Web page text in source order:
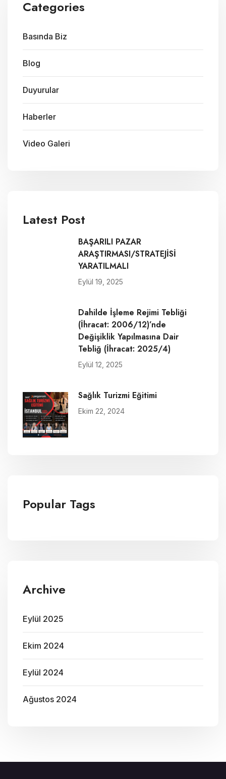
Categories
Basında Biz
Blog
Duyurular
Haberler
Video Galeri
Latest Post
BAŞARILI PAZAR
ARAŞTIRMASI/STRATEJİSİ
YARATILMALI
Eylül 19, 2025
Dahilde İşleme Rejimi Tebliği
(İhracat: 2006/12)’nde
Değişiklik Yapılmasına Dair
Tebliğ (İhracat: 2025/4)
Eylül 12, 2025
Sağlık Turizmi Eğitimi
Ekim 22, 2024
Popular Tags
Archive
Eylül 2025
Ekim 2024
Eylül 2024
Ağustos 2024